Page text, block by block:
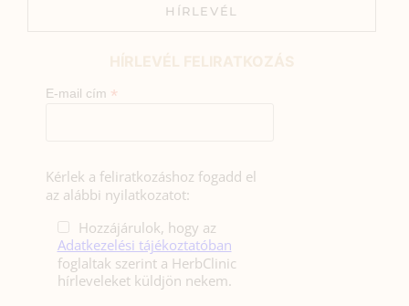
HÍRLEVÉL
E-mail cím *
Kérlek a feliratkozáshoz fogadd el
az alábbi nyilatkozatot:
Hozzájárulok, hogy az
Adatkezelési tájékoztatóban
foglaltak szerint a HerbClinic
hírleveleket küldjön nekem.